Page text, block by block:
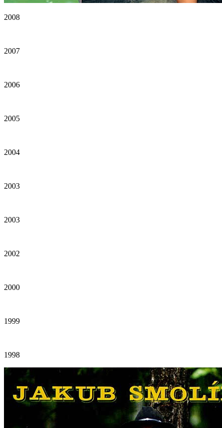
2008
2007
2006
2005
2004
2003
2003
2002
2000
1999
1998